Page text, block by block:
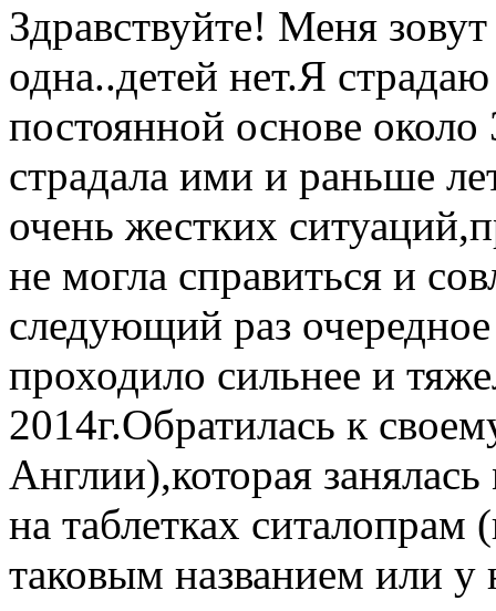
Здравствуйте! Меня
одна..детей нет.Я
постоянной основе
страдала ими и раньше
очень жестких
не могла справиться и
следующий раз
проходило сильнее и
2014г.Обратилась к
Англии),которая
на таблетках ситалопрам
таковым названием или у